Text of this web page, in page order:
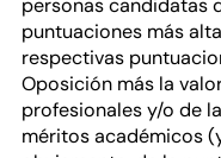
personas candidatas
puntuaciones más
respectivas
Oposición más la
profesionales y/o de
méritos académicos